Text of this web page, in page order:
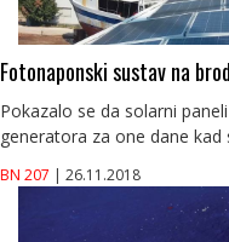
Fotonaponski sustav na
Pokazalo se da solarni
generatora za one dane kad
BN 207 | 26.11.2018